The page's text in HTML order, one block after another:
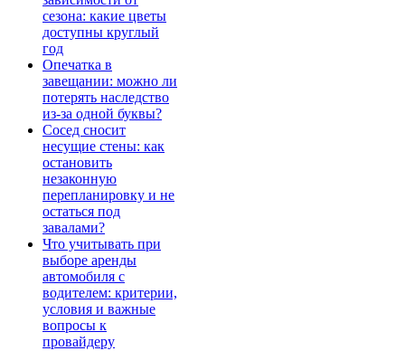
сезона: какие цветы
доступны круглый
год
Опечатка в
завещании: можно ли
потерять наследство
из-за одной буквы?
Сосед сносит
несущие стены: как
остановить
незаконную
перепланировку и не
остаться под
завалами?
Что учитывать при
выборе аренды
автомобиля с
водителем: критерии,
условия и важные
вопросы к
провайдеру